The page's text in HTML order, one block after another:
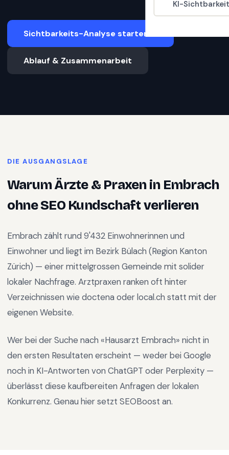
KI-
Sichtbarkeits-Analyse starten
Ablauf & Zusammenarbeit
DIE AUSGANGSLAGE
WarumÄrzte & Praxenin Embrach
ohne SEO Kundschaft verlieren
Embrach zählt rund 9'432 Einwohnerinnen und
Einwohner und liegt im Bezirk Bülach (Region Kanton
Zürich) — einer mittelgrossen Gemeinde mit solider
lokaler Nachfrage. Arztpraxen ranken oft hinter
Verzeichnissen wie doctena oder local.ch statt mit der
eigenen Website.
Wer bei der Suche nach «Hausarzt Embrach» nicht in
den ersten Resultaten erscheint — weder bei Google
noch in KI-Antworten von ChatGPT oder Perplexity —
überlässt diese kaufbereiten Anfragen der lokalen
Konkurrenz. Genau hier setzt SEOBoost an.